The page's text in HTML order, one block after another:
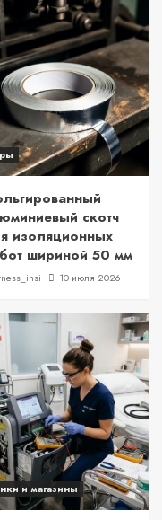
скотч
изоляционных
шириной 50 мм
10 июля 2026
и магазины